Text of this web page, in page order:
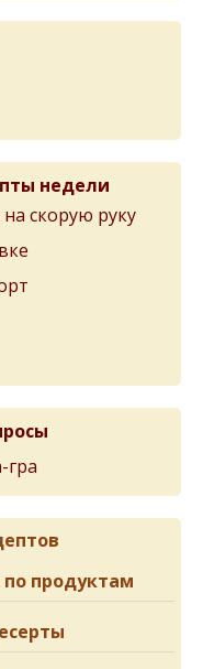
недели
скорую руку
гра
продуктам